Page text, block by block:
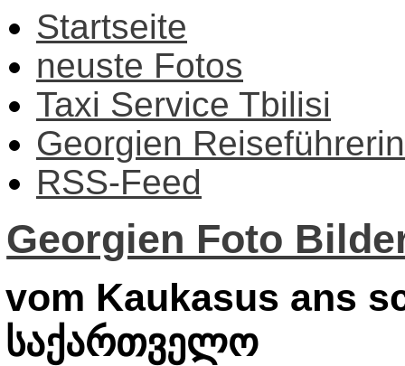
Startseite
neuste Fotos
Taxi Service Tbilisi
Georgien Reiseführerin
RSS-Feed
Georgien Foto
vom Kaukasus ans
საქართველო